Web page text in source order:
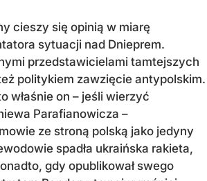
cieszy się opinią w miarę
sytuacji nad Dnieprem.
przedstawicielami tamtejszych
politykiem zawzięcie antypolskim.
właśnie on – jeśli wierzyć
Parafianowicza –
ze stroną polską jako jedyny
spadła ukraińska rakieta,
gdy opublikował swego